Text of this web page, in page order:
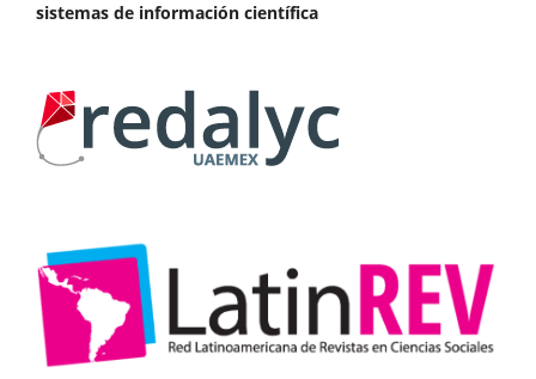
sistemas de información científica